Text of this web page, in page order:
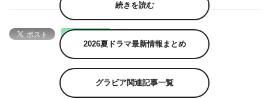
続きを読む
2026夏ドラマ最新情報まとめ
グラビア関連記事一覧